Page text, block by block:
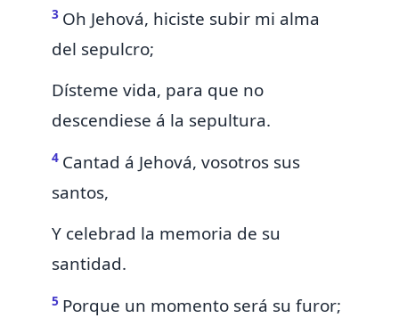
3 Oh Jehová, hiciste subir mi alma
del sepulcro;
Dísteme vida, para que no
descendiese á la sepultura.
4 Cantad á Jehová, vosotros sus
santos,
Y celebrad la memoria de su
santidad.
5 Porque un momento será su furor;